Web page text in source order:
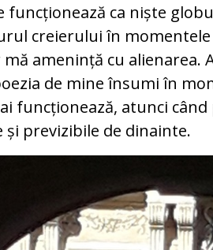
funcționează ca niște
creierului în momentele
amenință cu alienarea.
de mine însumi în
funcționează, atunci
și previzibile de dinainte.